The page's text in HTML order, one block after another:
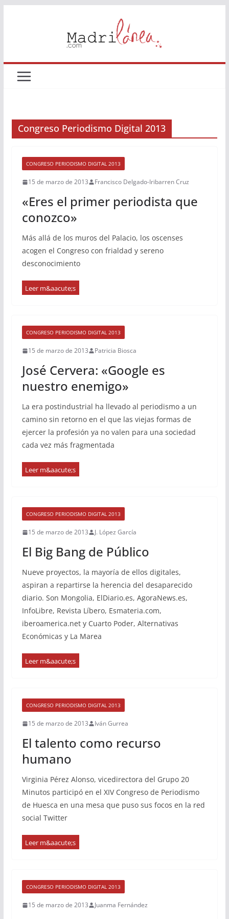
Congreso Periodismo Digital 2013
CONGRESO PERIODISMO DIGITAL 2013
15 de marzo de 2013 Francisco Delgado-Iribarren Cruz
«Eres el primer periodista que
conozco»
Más allá de los muros del Palacio, los oscenses
acogen el Congreso con frialdad y sereno
desconocimiento
CONGRESO PERIODISMO DIGITAL 2013
15 de marzo de 2013 Patricia Biosca
José Cervera: «Google es
nuestro enemigo»
La era postindustrial ha llevado al periodismo a un
camino sin retorno en el que las viejas formas de
ejercer la profesión ya no valen para una sociedad
cada vez más fragmentada
CONGRESO PERIODISMO DIGITAL 2013
15 de marzo de 2013 J. López García
El Big Bang de Público
Nueve proyectos, la mayoría de ellos digitales,
aspiran a repartirse la herencia del desaparecido
diario. Son Mongolia, ElDiario.es, AgoraNews.es,
InfoLibre, Revista Líbero, Esmateria.com,
iberoamerica.net y Cuarto Poder, Alternativas
Económicas y La Marea
CONGRESO PERIODISMO DIGITAL 2013
15 de marzo de 2013 Iván Gurrea
El talento como recurso
humano
Virginia Pérez Alonso, vicedirectora del Grupo 20
Minutos participó en el XIV Congreso de Periodismo
de Huesca en una mesa que puso sus focos en la red
social Twitter
CONGRESO PERIODISMO DIGITAL 2013
15 de marzo de 2013 Juanma Fernández